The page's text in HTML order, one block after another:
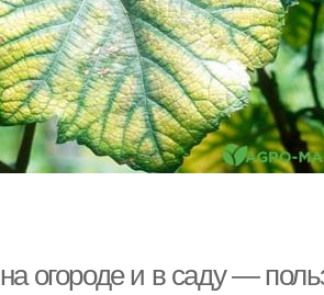
огороде и в саду —